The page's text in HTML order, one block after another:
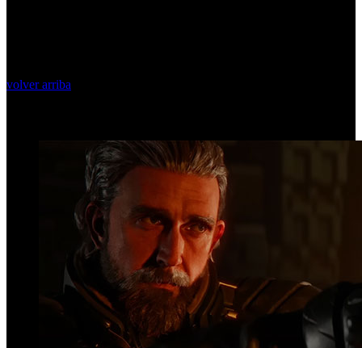
volver arriba